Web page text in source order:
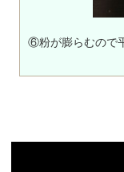
⑥粉が膨らむので